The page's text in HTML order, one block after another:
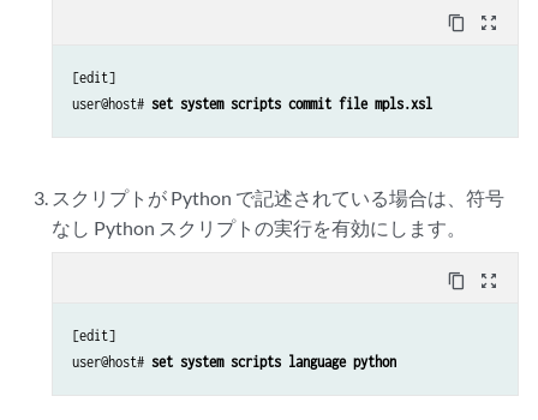
content_copy zoom_out_map
[edit]
user@host# set system scripts commit file mpls.xsl
スクリプトが Python で記述されている場合は、符号
なし Python スクリプトの実行を有効にします。
content_copy zoom_out_map
[edit]
user@host# set system scripts language python